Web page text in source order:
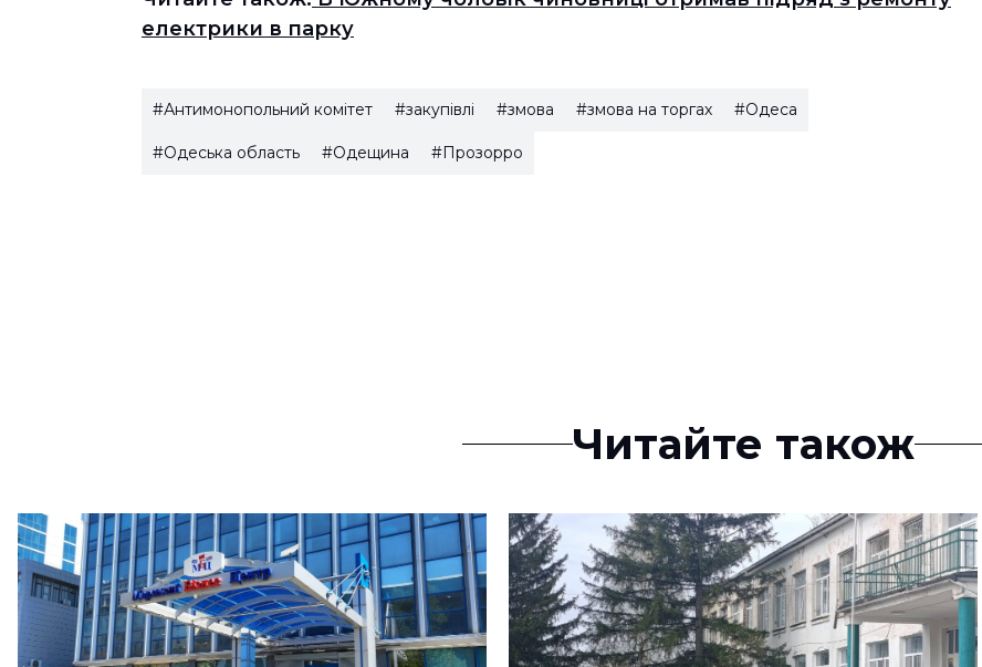
електрики в парку
#Антимонопольний комітет #закупівлі #змова #змова на торгах #Одеса
#Одеська область #Одещина #Прозорро
Читайте також